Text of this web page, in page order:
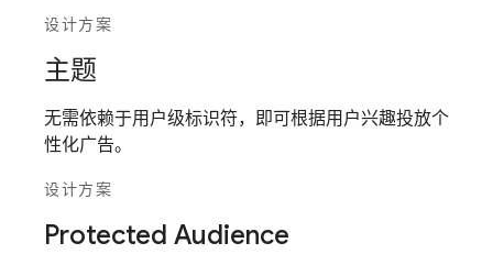
设计方案
主题
无需依赖于用户级标识符，即可根据用户兴趣投放个
性化广告。
设计方案
Protected Audience